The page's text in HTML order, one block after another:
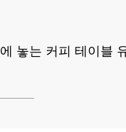
놓는 커피 테이블